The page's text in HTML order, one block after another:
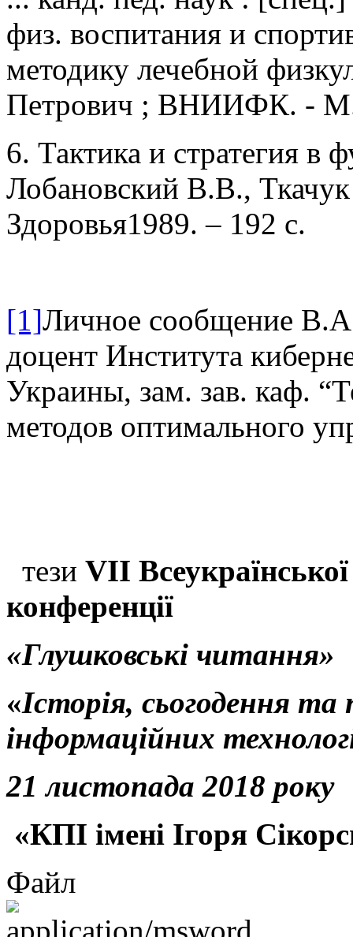
физ. воспитания и
методику лечебной
Петрович ; ВНИИФК. -
6. Тактика и стратегия в
Лобановский В.В.,
Здоровья1989. – 192 с.
[1]Личное сообщение
доцент Института
Украины, зам. зав. каф.
методов оптимального
тези VII
конференції
«Глушковські читання»
«Історія, сьогодення
інформаційних
21 листопада 2018 року
«КПІ імені Ігоря
Файл